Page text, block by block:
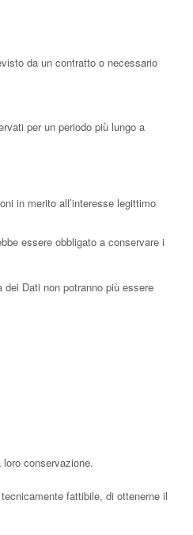
da un contratto o necessario
per un periodo più lungo a
in merito all’interesse legittimo
essere obbligato a conservare i
Dati non potranno più essere
conservazione.
fattibile, di ottenerne il